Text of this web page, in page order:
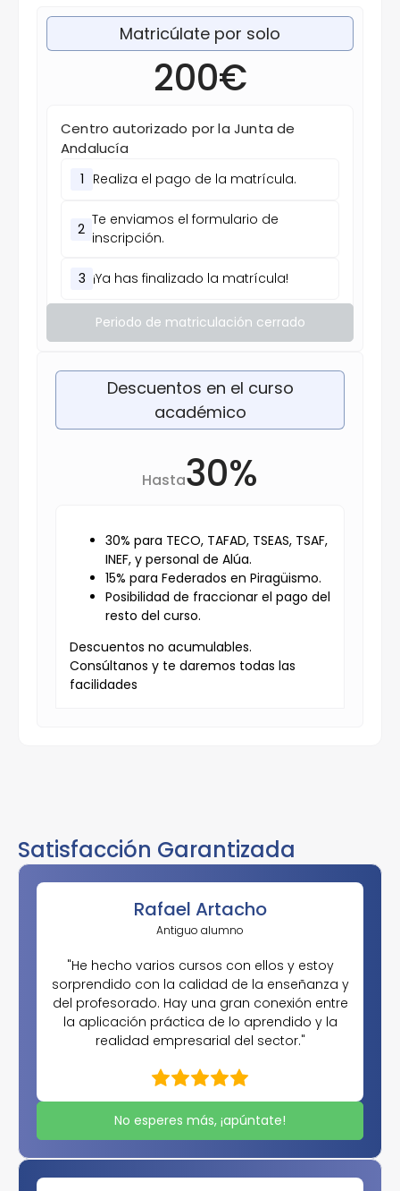
Matricúlate por solo
200€
Centro autorizado por la Junta de
Andalucía
1 Realiza el pago de la matrícula.
2
Te enviamos el formulario de
inscripción.
3 ¡Ya has finalizado la matrícula!
Periodo de matriculación cerrado
Descuentos en el curso
académico
Hasta30%
30% para TECO, TAFAD, TSEAS, TSAF,
INEF, y personal de Alúa.
15% para Federados en Piragüismo.
Posibilidad de fraccionar el pago del
resto del curso.
Descuentos no acumulables.
Consúltanos y te daremos todas las
facilidades
Satisfacción Garantizada
Rafael Artacho
Antiguo alumno
"He hecho varios cursos con ellos y estoy
sorprendido con la calidad de la enseñanza y
del profesorado. Hay una gran conexión entre
la aplicación práctica de lo aprendido y la
realidad empresarial del sector."
No esperes más, ¡apúntate!